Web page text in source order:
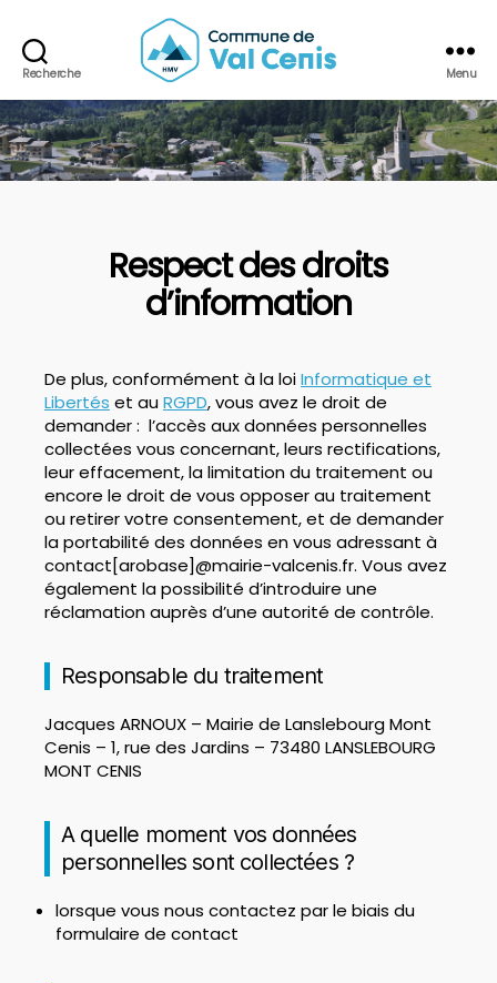
Recherche
de
Val
Cenis
Menu
Respect des droits
d’information
De plus, conformément à la loiInformatique et
Libertés et auRGPD, vous avez le droit de
demander : l’accès aux données personnelles
collectées vous concernant, leurs rectifications,
leur effacement, la limitation du traitement ou
encore le droit de vous opposer au traitement
ou retirer votre consentement, et de demander
la portabilité des données en vous adressant à
contact[arobase]@mairie-valcenis.fr. Vous avez
également la possibilité d’introduire une
réclamation auprès d’une autorité de contrôle.
Responsable du traitement
Jacques ARNOUX – Mairie de Lanslebourg Mont
Cenis – 1, rue des Jardins – 73480 LANSLEBOURG
MONT CENIS
A quelle moment vos données
personnelles sont collectées ?
lorsque vous nous contactez par le biais du
formulaire de contact